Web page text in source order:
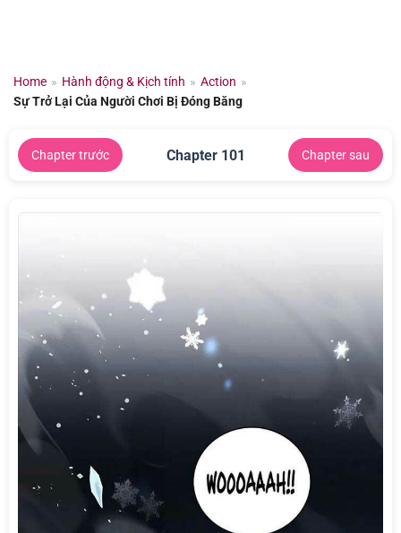
dungHome » Hành động & Kịch tính » Action »
Sự Trở Lại Của Người Chơi Bị Đóng Băng
Chapter trước Chapter 101 Chapter sau